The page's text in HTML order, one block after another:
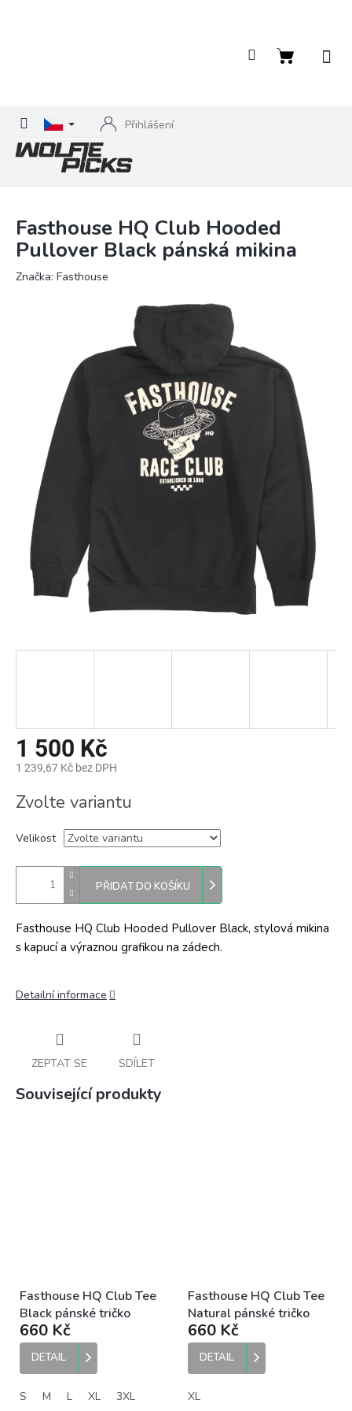
Přihlášení
Nákupní
Fasthouse HQ Club Hooded
Pullover Black pánská mikina
Značka: Fasthouse
1 500 Kč
1 239,67 Kč bez DPH
cena:
Zvolte variantu
Velikost
PŘIDAT DO KOŠÍKU
Fasthouse HQ Club Hooded Pullover Black, stylová mikina
s kapucí a výraznou grafikou na zádech.
Detailní informace
ZEPTAT SE SDÍLET
Související produkty
Fasthouse HQ Club Tee
Black pánské tričko
660 Kč
DETAIL
S M L XL 3XL
Fasthouse HQ Club Tee
Natural pánské tričko
660 Kč
DETAIL
XL